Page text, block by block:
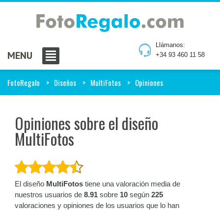
Llámanos:
+34 93 460 11 58
MENU
FotoRegalo Diseños MultiFotos Opiniones
Opiniones sobre el diseño
MultiFotos
El diseño MultiFotos tiene una valoración media de
nuestros usuarios de 8.91 sobre 10 según 225
valoraciones y opiniones de los usuarios que lo han